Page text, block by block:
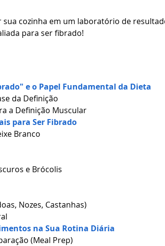
cozinha em um laboratório de
para ser fibrado!
e o Papel Fundamental da Dieta
da Definição
a Definição Muscular
para Ser Fibrado
Branco
e Brócolis
Nozes, Castanhas)
na Sua Rotina Diária
(Meal Prep)